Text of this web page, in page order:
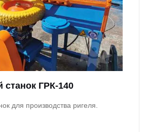
ГРК-140
для производства ригеля.